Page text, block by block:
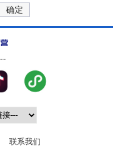
确定
联系我们